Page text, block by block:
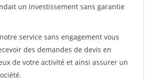
un investissement sans garantie
service sans engagement vous
des demandes de devis en
de votre activité et ainsi assurer un